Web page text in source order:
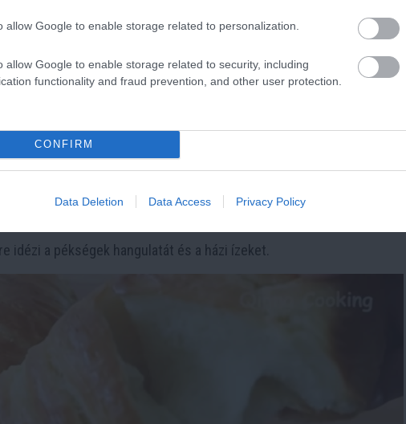
allow Google to enable storage related to personalization.
allow Google to enable storage related to security, including
functionality and fraud prevention, and other user protection.
CONFIRM
Data Deletion Data Access Privacy Policy
reggeli
Kínálhatod:
idézi a pékségek hangulatát és a házi ízeket.